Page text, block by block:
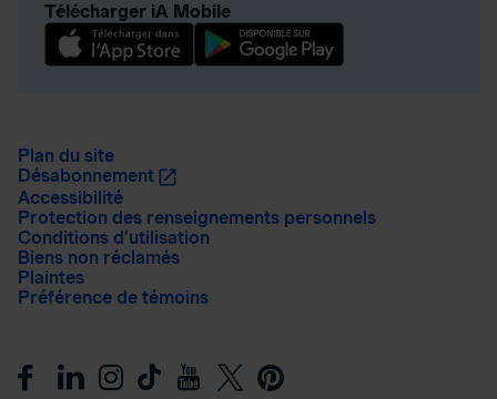
Télécharger iA Mobile
Plan du site
Désabonnement
Accessibilité
Protection des renseignements personnels
Conditions d’utilisation
Biens non réclamés
Plaintes
Préférence de témoins